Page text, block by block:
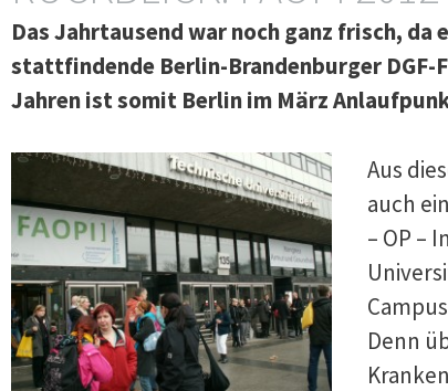
Das Jahrtausend war noch ganz frisch,
stattfindende Berlin-Brandenburger
Jahren ist somit Berlin im März
Aus
auch
– OP –
Denn